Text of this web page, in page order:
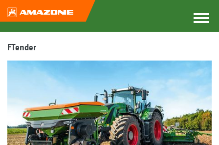
FTender